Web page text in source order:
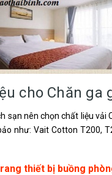
cho Chăn ga
sạn nên chọn chất liệu
như: Vait Cotton T200,
thiết bị buồng